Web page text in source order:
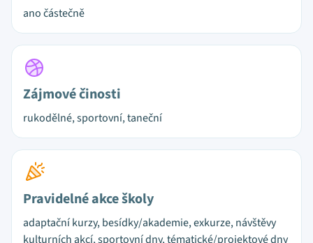
ano částečně
Zájmové činosti
rukodělné, sportovní, taneční
Pravidelné akce školy
adaptační kurzy, besídky/akademie, exkurze, návštěvy
kulturních akcí, sportovní dny, tématické/projektové dny